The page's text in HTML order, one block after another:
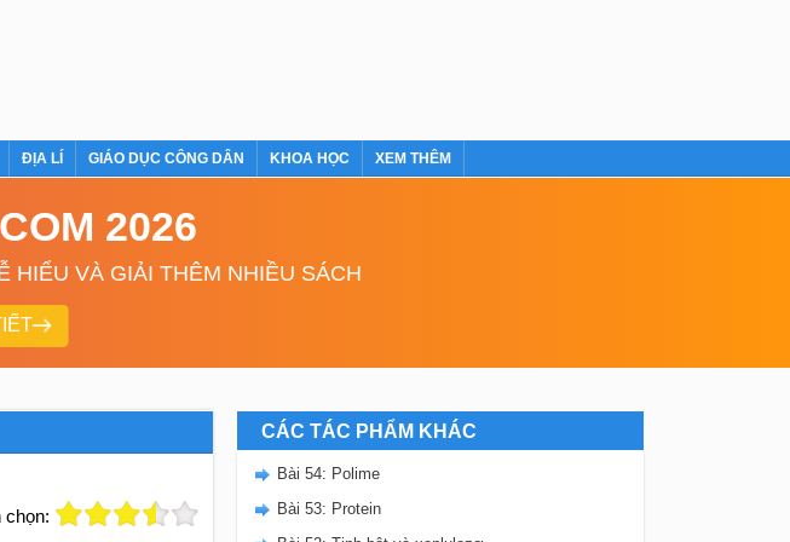
ĐỊA LÍ GIÁO DỤC CÔNG DÂN KHOA HỌC XEM THÊM
2026
HIỂU VÀ GIẢI THÊM NHIỀU SÁCH
chọn:
CÁC TÁC PHẨM KHÁC
Bài 54: Polime
Bài 53: Protein